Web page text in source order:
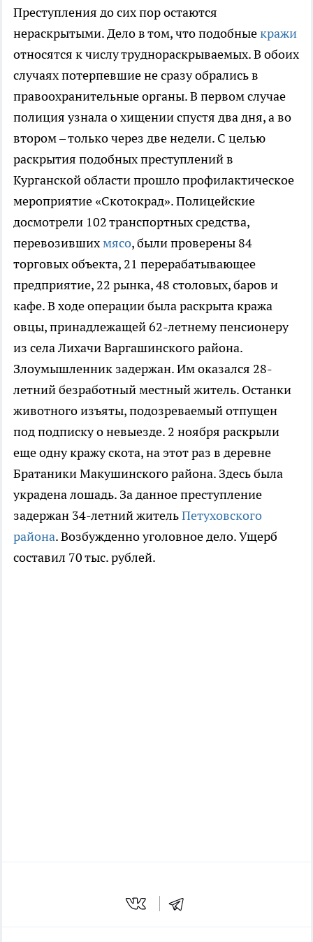
Преступления до сих пор остаются
нераскрытыми. Дело в том, что подобныекражи
относятся к числу труднораскрываемых. В обоих
случаях потерпевшие не сразу обрались в
правоохранительные органы. В первом случае
полиция узнала о хищении спустя два дня, а во
втором – только через две недели. С целью
раскрытия подобных преступлений в
Курганской области прошло профилактическое
мероприятие «Скотокрад». Полицейские
досмотрели 102 транспортных средства,
перевозившихмясо, были проверены 84
торговых объекта, 21 перерабатывающее
предприятие, 22 рынка, 48 столовых, баров и
кафе. В ходе операции была раскрыта кража
овцы, принадлежащей 62-летнему пенсионеру
из села Лихачи Варгашинского района.
Злоумышленник задержан. Им оказался 28-
летний безработный местный житель. Останки
животного изъяты, подозреваемый отпущен
под подписку о невыезде. 2 ноября раскрыли
еще одну кражу скота, на этот раз в деревне
Братаники Макушинского района. Здесь была
украдена лошадь. За данное преступление
задержан 34-летний жительПетуховского
района. Возбужденно уголовное дело. Ущерб
составил 70 тыс. рублей.